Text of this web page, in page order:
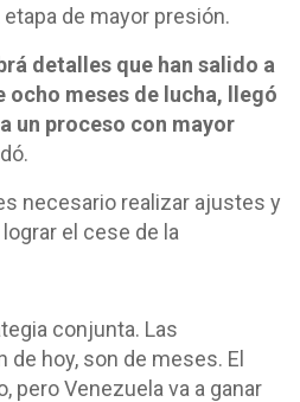
de mayor presión.
detalles que han salido a
ocho meses de lucha, llegó
un proceso con mayor
necesario realizar ajustes y
el cese de la
conjunta. Las
hoy, son de meses. El
pero Venezuela va a ganar